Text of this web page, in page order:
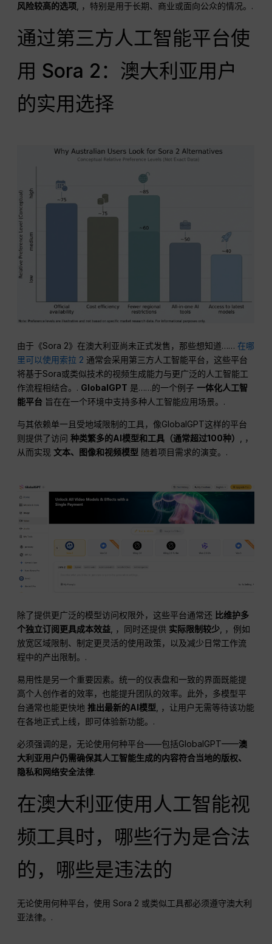
风险较高的选项, ，特别是用于长期、商业或面向公众的情况。.
通过第三方人工智能平台使
用 Sora 2：澳大利亚用户
的实用选择
由于《Sora 2》在澳大利亚尚未正式发售，那些想知道…… 在哪
里可以使用索拉 2 通常会采用第三方人工智能平台，这些平台
将基于Sora或类似技术的视频生成能力与更广泛的人工智能工
作流程相结合。. GlobalGPT 是……的一个例子一体化人工智
能平台 旨在在一个环境中支持多种人工智能应用场景。.
与其依赖单一且受地域限制的工具，像GlobalGPT这样的平台
则提供了访问种类繁多的AI模型和工具（通常超过100种）
, ，
从而实现文本、图像和视频模型 随着项目需求的演变。.
除了提供更广泛的模型访问权限外，这些平台通常还 比维护多
个独立订阅更具成本效益 , ，同时还提供 实际限制较少 , ，例如
放宽区域限制、制定更灵活的使用政策，以及减少日常工作流
程中的产出限制。.
易用性是另一个重要因素。统一的仪表盘和一致的界面既能提
高个人创作者的效率，也能提升团队的效率。此外，多模型平
台通常也能更快地推出最新的AI模型 , ，让用户无需等待该功能
在各地正式上线，即可体验新功能。.
必须强调的是，无论使用何种平台——包括GlobalGPT——澳
大利亚用户仍需确保其人工智能生成的内容符合当地的版权、
隐私和网络安全法律.
在澳大利亚使用人工智能视
频工具时，哪些行为是合法
的，哪些是违法的
无论使用何种平台，使用 Sora 2 或类似工具都必须遵守澳大利
亚法律。.